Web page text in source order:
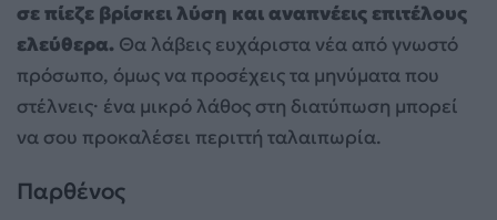
σε πίεζε βρίσκει λύση και αναπνέεις επιτέλους
ελεύθερα. Θα λάβεις ευχάριστα νέα από γνωστό
πρόσωπο, όμως να προσέχεις τα μηνύματα που
στέλνεις· ένα μικρό λάθος στη διατύπωση μπορεί
να σου προκαλέσει περιττή ταλαιπωρία.
Παρθένος